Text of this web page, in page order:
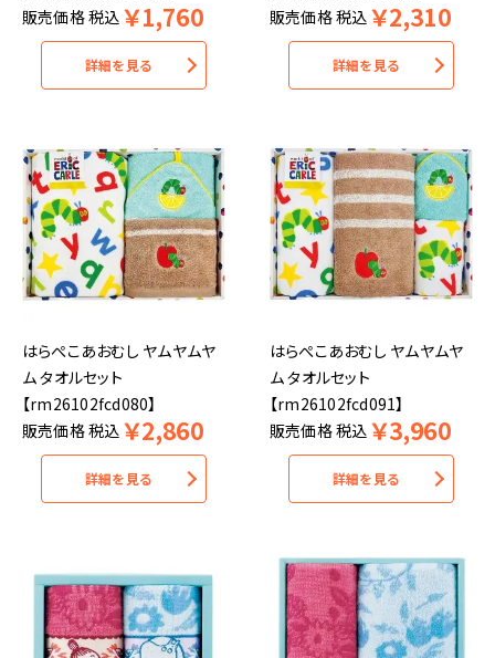
販売価格税込 ￥1,760
詳細を見る
販売価格税込 ￥2,310
詳細を見る
はらぺこあおむし ヤムヤムヤ
ム タオルセット
【rm26102fcd080】
販売価格税込 ￥2,860
詳細を見る
はらぺこあおむし ヤムヤムヤ
ム タオルセット
【rm26102fcd091】
販売価格税込 ￥3,960
詳細を見る